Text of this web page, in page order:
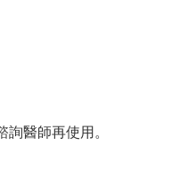
醫師再使用。